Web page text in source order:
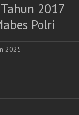
2017
Polri
2025